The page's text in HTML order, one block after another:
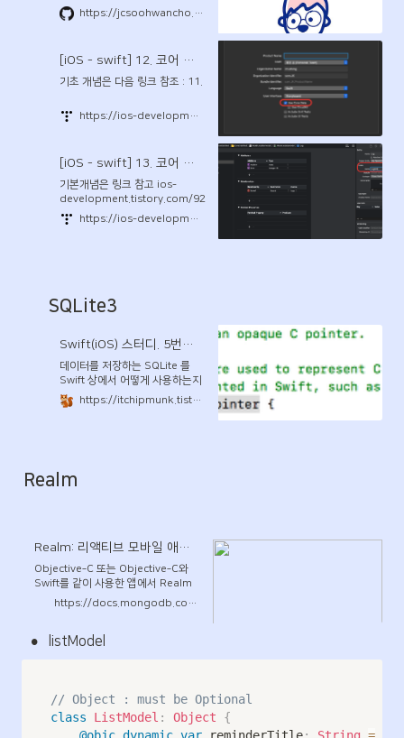
만들고 구성하는 방법에 대해서
알아보도록 하겠습니다. Data
다. 프로젝트를 처음 만들 때 만들
어주기 프로젝트를 처음 만들 때,
트 명과 동일한 이름의 Data
https://jcsoohwancho.github.io/2020-01-02-Core-Data-%EC%8B%9C%EC%9E%91%ED%95%98%EA%B8%B0(2)-Data-Model-%EB%A7%8C%EB%93%A4%EA%B8%B0(1)-entity%EB%A7%8C%EB%93%A4%EA%B8%B0/
[iOS - swift] 12. 코어 데이터(Core Data)의 개념 - (2)
기초 개념은 다음 링크 참조 : 11.
https://ios-development.tistory.com/92?category=894544
[iOS - swift] 13. 코어 데이터(Core Data)의 개념(실습) - (3)
기본개념은 링크 참고 ios-
development.tistory.com/92
1) "Board", "Log" 엔터티와,
Attributes, Relationship 각 정
터티 작성 (Class Name도
BoardMO로 작성, Codegen을
Relationships속성 정의 (1)
의 로그는 하나의 게시글만 참고
해야 하므로 - Delete
https://ios-development.tistory.com/93?category=894544
SQLite3
Swift(iOS) 스터디. 5번째 SQLite
데이터를 저장하는 SQLite 를
Swift 상에서 어떻게 사용하는지
간단하게 알아봤다. 다음 Swift
SQLite 포스팅 을 실습해봤다.
*/ 대신, //:, /*: */ 으로
https://itchipmunk.tistory.com/189
Realm
Realm: 리액티브 모바일 애플리케이션을 손쉽고 빠르게 만드세요
Objective‑C 또는 Objective‑C와
Swift를 같이 사용한 앱에서 Realm
을 사용하는 것을 찾고 있다면,
Realm Objective‑C 를 참고하세요.
Swift API는 함께 이용할 수 없으며,
용하면 효율적으로 안전하고 빠르고
지속적인 방법으로 앱의 모델 레이어
를 작성할 수 있습니다.
https://docs.mongodb.com/realm-legacy/kr/docs/swift/latest.html#getting-started
• listModel
// Object : must be Optional
class
ListModel : Object
{